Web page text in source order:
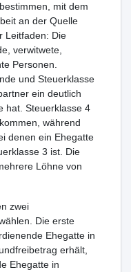
mit dem
an der Quelle
Leitfaden: Die
verwitwete,
Personen.
und Steuerklasse
ein deutlich
hat. Steuerklasse 4
während
denen ein Ehegatte
3 ist. Die
Löhne von
zwei
Die erste
Ehegatte in
erhält,
Ehegatte in